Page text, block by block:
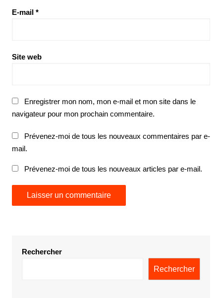
E-mail *
Site web
Enregistrer mon nom, mon e-mail et mon site dans le
navigateur pour mon prochain commentaire.
Prévenez-moi de tous les nouveaux commentaires par e-
mail.
Prévenez-moi de tous les nouveaux articles par e-mail.
Rechercher
Rechercher